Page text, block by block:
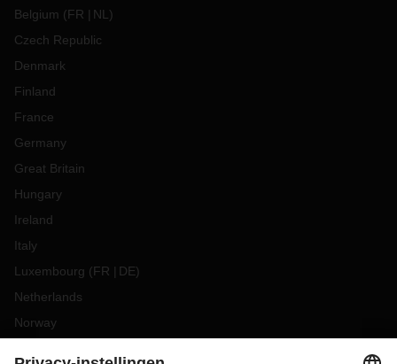
Belgium (FR NL )
Czech Republic
Denmark
Finland
France
Germany
Great Britain
Hungary
Ireland
Italy
Luxembourg (FR DE)
Netherlands
Norway